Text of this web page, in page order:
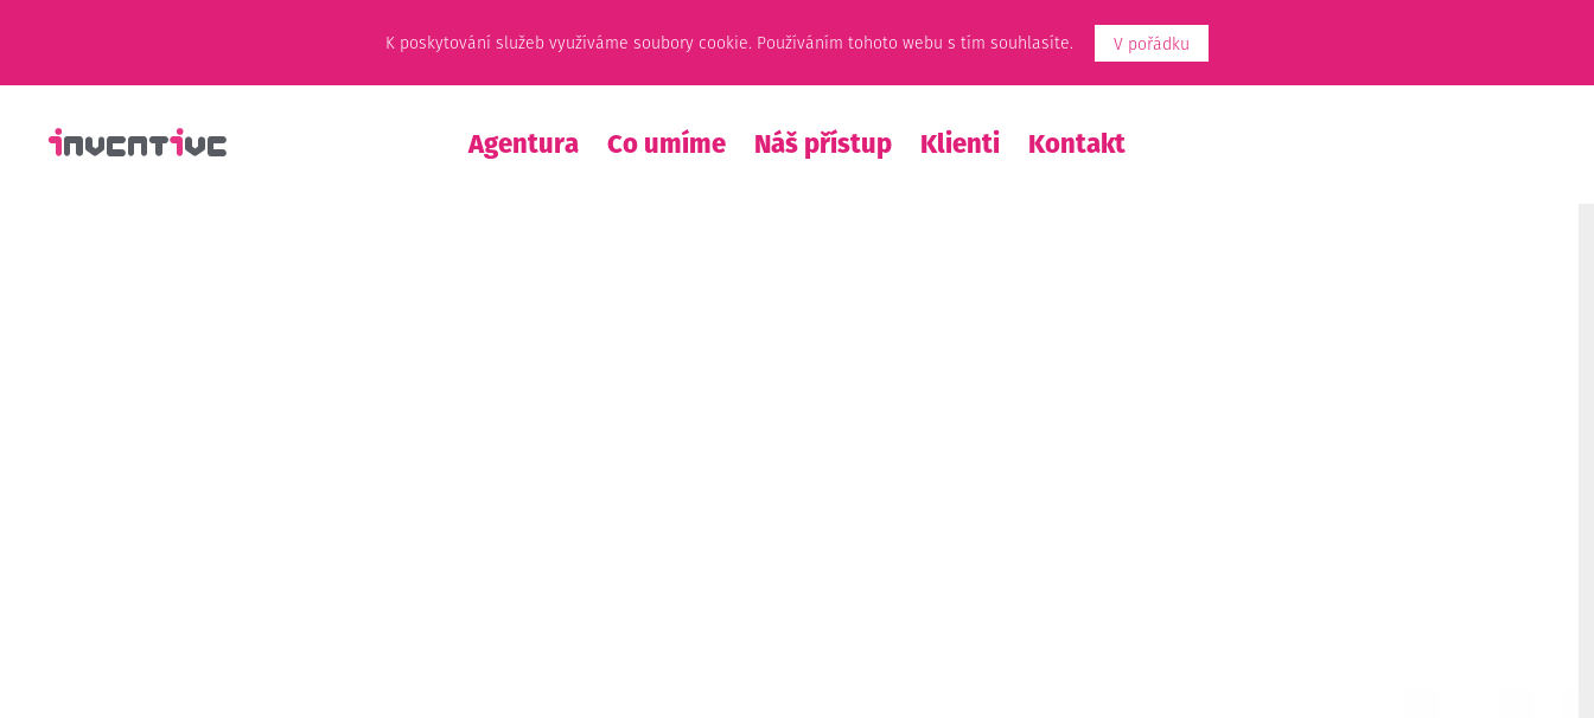
K poskytování služeb využíváme soubory cookie. Používáním tohoto webu s tím souhlasíte. V pořádku
Agentura Co umíme Náš přístup Klienti Kontakt